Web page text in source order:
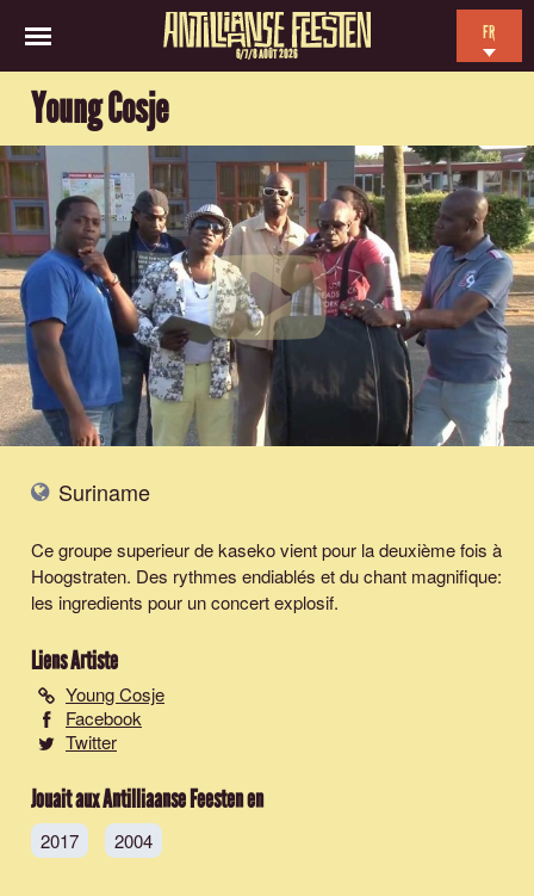
6/7/8 AOÛT 2026
FR
ES
Young Cosje
Suriname
Ce groupe superieur de kaseko vient pour la deuxième fois à
Hoogstraten. Des rythmes endiablés et du chant magnifique:
les ingredients pour un concert explosif.
Liens Artiste
Young Cosje
Facebook
Twitter
Jouait aux Antilliaanse Feesten en
2017 2004